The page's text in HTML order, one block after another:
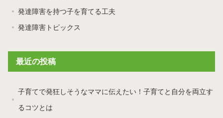
発達障害を持つ子を育てる工夫
発達障害トピックス
最近の投稿
子育てで発狂しそうなママに伝えたい！子育てと自分を両立す
るコツとは